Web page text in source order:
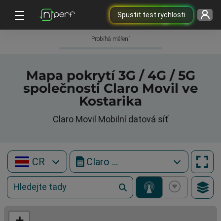
Spustit test rychlosti
Probíhá měření
Mapa pokrytí 3G / 4G / 5G
společnosti Claro Movil ve
Kostarika
Claro Movil Mobilní datová síť
CR Claro Movil